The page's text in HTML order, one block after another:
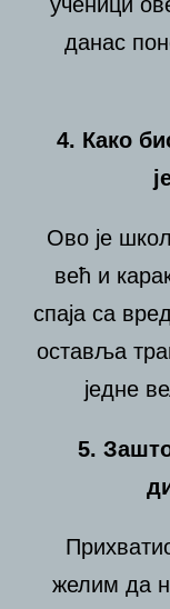
данас
4. Како
Ово је
већ и
спаја са
оставља
једне
5.
желим да